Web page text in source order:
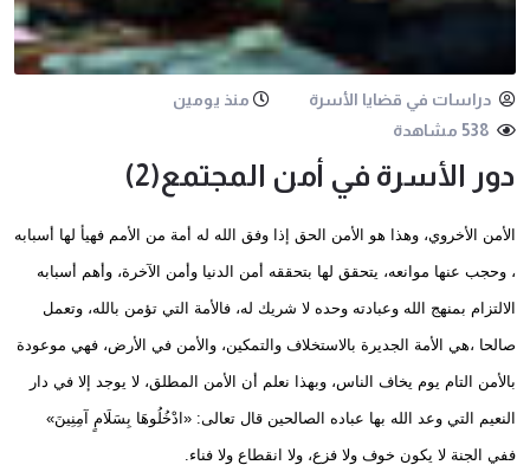
دراسات في قضايا الأسرة
منذ يومين
دور الأسرة في أمن المجتمع(2)
الأمن الأخروي، وهذا هو الأمن الحق إذا وفق الله له أمة من الأمم فهيأ لها أسبابه
، وحجب عنها موانعه، يتحقق لها بتحققه أمن الدنيا وأمن الآخرة، وأهم أسبابه
الالتزام بمنهج الله وعبادته وحده لا شريك له، فالأمة التي تؤمن بالله، وتعمل
صالحا ،هي الأمة الجديرة بالاستخلاف والتمكين، والأمن في الأرض، فهي موعودة
بالأمن التام يوم يخاف الناس، وبهذا نعلم أن الأمن المطلق، لا يوجد إلا في دار
النعيم التي وعد الله بها عباده الصالحين قال تعالى: «ادْخُلُوهَا بِسَلَامٍ آمِنِينَ»
ففي الجنة لا يكون خوف ولا فزع، ولا انقطاع ولا فناء.